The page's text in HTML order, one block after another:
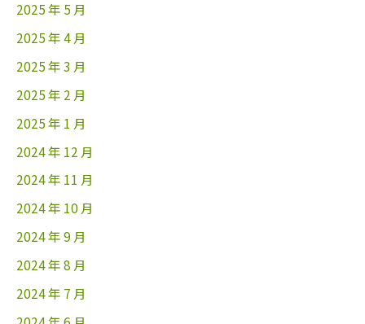
2025 年 5 月
2025 年 4 月
2025 年 3 月
2025 年 2 月
2025 年 1 月
2024 年 12 月
2024 年 11 月
2024 年 10 月
2024 年 9 月
2024 年 8 月
2024 年 7 月